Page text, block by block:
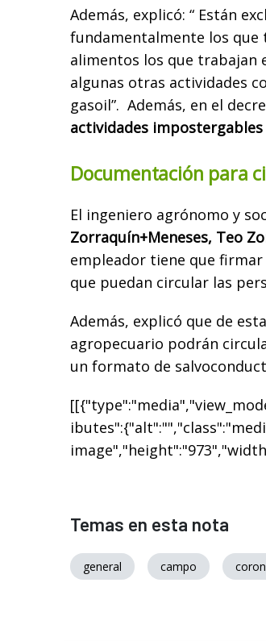
Además, explicó: “ Están
fundamentalmente los que
alimentos los que trabajan
algunas otras actividades
gasoil”. Además, en el
actividades
Documentación para
El ingeniero agrónomo y
Zorraquín+Meneses, Teo
empleador tiene que
que puedan circular las
Además, explicó que de
agropecuario podrán
un formato de
Temas en esta nota
general campo